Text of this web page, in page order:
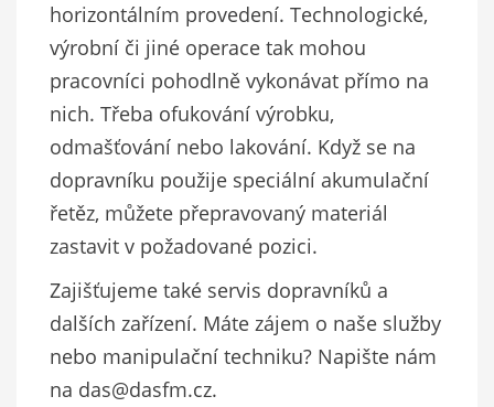
horizontálním provedení. Technologické,
výrobní či jiné operace tak mohou
pracovníci pohodlně vykonávat přímo na
nich. Třeba ofukování výrobku,
odmašťování nebo lakování. Když se na
dopravníku použije speciální akumulační
řetěz, můžete přepravovaný materiál
zastavit v požadované pozici.
Zajišťujeme také servis dopravníků a
dalších zařízení. Máte zájem o naše služby
nebo manipulační techniku? Napište nám
na das@dasfm.cz.